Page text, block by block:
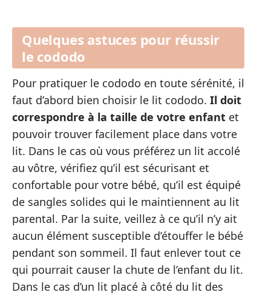
Quelques astuces pour réussir
le cododo
Pour pratiquer le cododo en toute sérénité, il
faut d’abord bien choisir le lit cododo. Il doit
correspondre à la taille de votre enfant et
pouvoir trouver facilement place dans votre
lit. Dans le cas où vous préférez un lit accolé
au vôtre, vérifiez qu’il est sécurisant et
confortable pour votre bébé, qu’il est équipé
de sangles solides qui le maintiennent au lit
parental. Par la suite, veillez à ce qu’il n’y ait
aucun élément susceptible d’étouffer le bébé
pendant son sommeil. Il faut enlever tout ce
qui pourrait causer la chute de l’enfant du lit.
Dans le cas d’un lit placé à côté du lit des